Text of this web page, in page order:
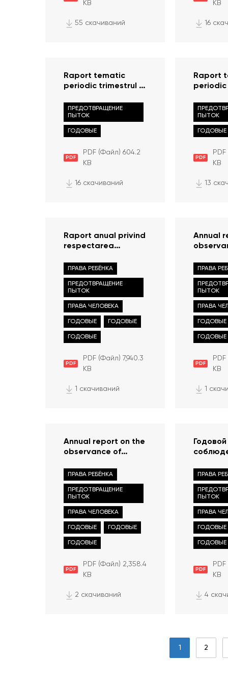
KB
55 скачиваний
KB
16
Raport tematic
periodic trimestrul III
poliție, 01 iulie – 30
septembrie 2023
PDF
PDF (Файл) 604.2
KB
ПРЕДОТВРАЩЕНИЕ
ПЫТОК
ГОДОВЫЕ
16 скачиваний
Raport
periodic
30
PDF
KB
ПЫТОК
ГОДОВЫЕ
13
Raport anual privind
respectarea
libertăților omului în
Republica Moldova
în anul 2022
PDF
PDF (Файл) 7,940.3
KB
ПРАВА РЕБЁНКА
ПРЕДОТВРАЩЕНИЕ
ПЫТОК
ПРАВА ЧЕЛОВЕКА
ГОДОВЫЕ ГОДОВЫЕ
ГОДОВЫЕ
1 скачиваний
Annual
in 2022
PDF
PDF
KB
ПРАВА
ПЫТОК
ПРАВА
ГОДОВЫЕ
ГОДОВЫЕ
1
Annual report on the
observance of
freedoms in the
Republic of Moldova
in 2021
PDF
PDF (Файл) 2,358.4
KB
ПРАВА РЕБЁНКА
ПРЕДОТВРАЩЕНИЕ
ПЫТОК
ПРАВА ЧЕЛОВЕКА
ГОДОВЫЕ ГОДОВЫЕ
ГОДОВЫЕ
2 скачиваний
году
PDF
KB
ПРАВА
ПЫТОК
ПРАВА
ГОДОВЫЕ
ГОДОВЫЕ
4
1 2